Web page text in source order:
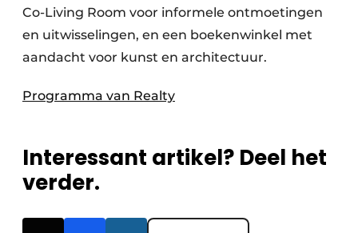
Co-Living Room voor informele ontmoetingen
en uitwisselingen, en een boekenwinkel met
aandacht voor kunst en architectuur.
Programma van Realty
Interessant artikel? Deel het
verder.